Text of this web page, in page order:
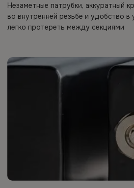
Незаметные патрубки, аккуратный
во внутренней резьбе и удобство
легко протереть между секциями